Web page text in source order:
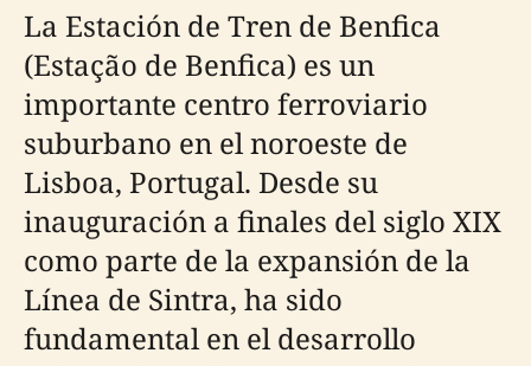
La Estación de Tren de Benfica
(Estação de Benfica) es un
importante centro ferroviario
suburbano en el noroeste de
Lisboa, Portugal. Desde su
inauguración a finales del siglo XIX
como parte de la expansión de la
Línea de Sintra, ha sido
fundamental en el desarrollo